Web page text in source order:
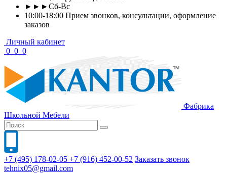
►►►Сб-Вс
10:00-18:00 Прием звонков, консультации, оформление
заказов
Личный кабинет
0 0 0
Фабрика
Школьной Мебели
+7 (495) 178-02-05 +7 (916) 452-00-52 Заказать звонок
tehnix05@gmail.com